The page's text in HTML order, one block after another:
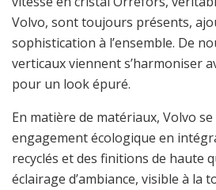
Volvo, sont toujours présents,
sophistication à l’ensemble. De
verticaux viennent s’harmoniser
pour un look épuré.
En matière de matériaux, Volvo
engagement écologique en
recyclés et des finitions de haute
éclairage d’ambiance, visible à la